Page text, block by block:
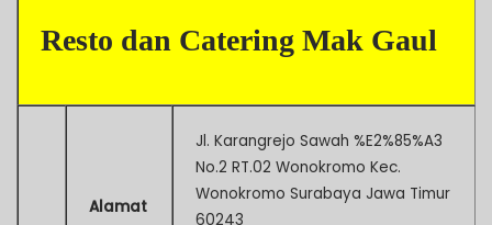
Resto dan Catering Mak Gaul
Alamat
Jl. Karangrejo Sawah %E2%85%A3
No.2 RT.02 Wonokromo Kec.
Wonokromo Surabaya Jawa Timur
60243